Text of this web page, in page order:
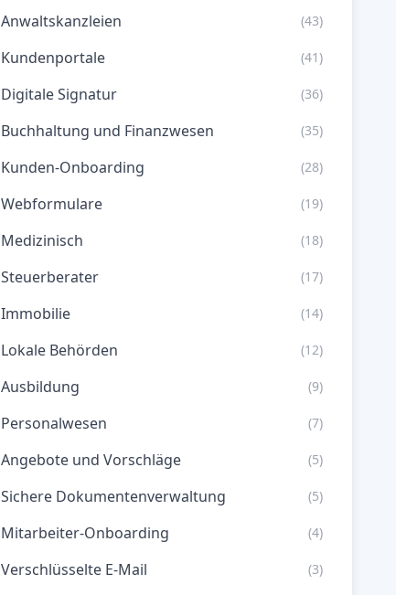
Anwaltskanzleien (43)
Kundenportale (41)
Digitale Signatur (36)
Buchhaltung und Finanzwesen (35)
Kunden-Onboarding (28)
Webformulare (19)
Medizinisch (18)
Steuerberater (17)
Immobilie (14)
Lokale Behörden (12)
Ausbildung (9)
Personalwesen (7)
Angebote und Vorschläge (5)
Sichere Dokumentenverwaltung (5)
Mitarbeiter-Onboarding (4)
Verschlüsselte E-Mail (3)